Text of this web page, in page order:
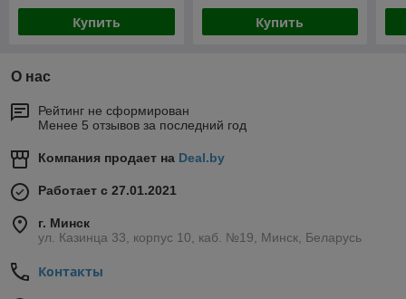
Купить Купить
О нас
Рейтинг не сформирован
Менее 5 отзывов за последний год
Компания продает на Deal.by
Работает с 27.01.2021
г. Минск
ул. Казинца 33, корпус 10, каб. №19, Минск, Беларусь
Контакты